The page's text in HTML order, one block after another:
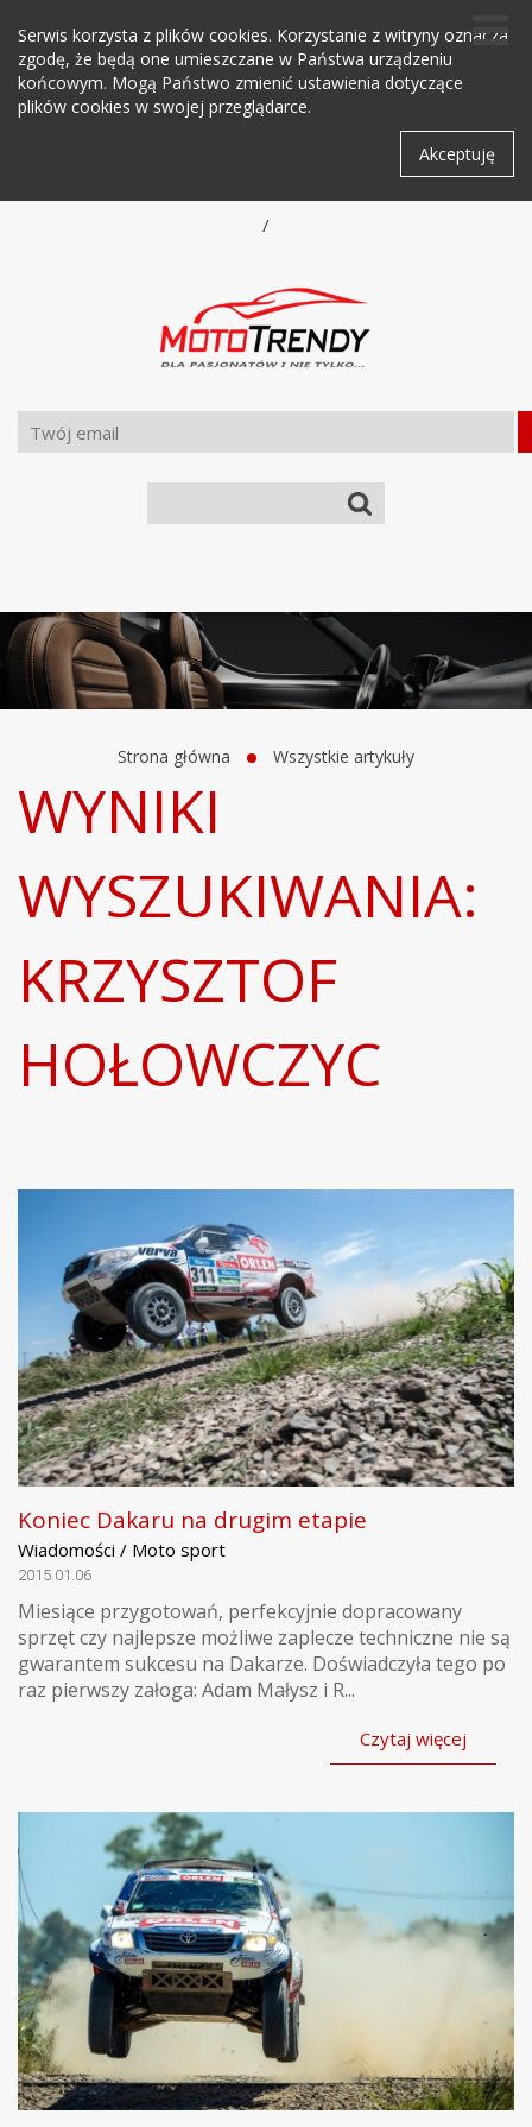
Serwis korzysta z plików cookies. Korzystanie z witryny oznacza
zgodę, że będą one umieszczane w Państwa urządzeniu
końcowym. Mogą Państwo zmienić ustawienia dotyczące
plików cookies w swojej przeglądarce.
Akceptuję
/
Strona główna Wszystkie artykuły
WYNIKI
WYSZUKIWANIA:
KRZYSZTOF
HOŁOWCZYC
Koniec Dakaru na drugim etapie
Wiadomości / Moto sport
2015.01.06
Miesiące przygotowań, perfekcyjnie dopracowany
sprzęt czy najlepsze możliwe zaplecze techniczne nie są
gwarantem sukcesu na Dakarze. Doświadczyła tego po
raz pierwszy załoga: Adam Małysz i R...
Czytaj więcej